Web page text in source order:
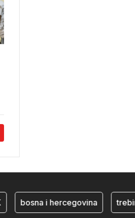
bosna i hercegovina trebinje